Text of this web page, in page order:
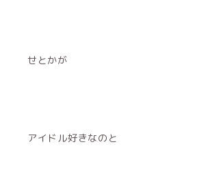
せとかが
アイドル好きなのと